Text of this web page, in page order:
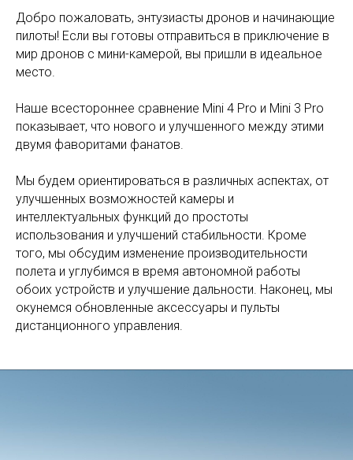
Добро пожаловать, энтузиасты дронов и начинающие
пилоты! Если вы готовы отправиться в приключение в
мир дронов с мини-камерой, вы пришли в идеальное
место.
Наше всестороннее сравнение Mini 4 Pro и Mini 3 Pro
показывает, что нового и улучшенного между этими
двумя фаворитами фанатов.
Мы будем ориентироваться в различных аспектах, от
улучшенных возможностей камеры и
интеллектуальных функций до простоты
использования и улучшений стабильности. Кроме
того, мы обсудим изменение производительности
полета и углубимся в время автономной работы
обоих устройств и улучшение дальности. Наконец, мы
окунемся обновленные аксессуары и пульты
дистанционного управления.